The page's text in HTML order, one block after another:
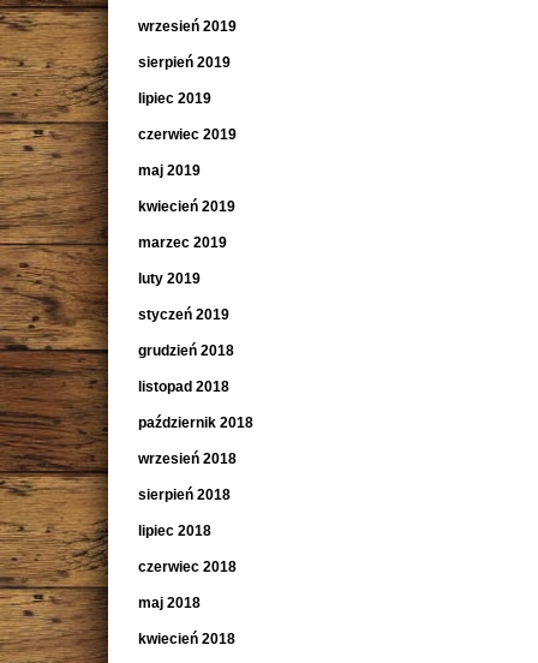
wrzesień 2019
sierpień 2019
lipiec 2019
czerwiec 2019
maj 2019
kwiecień 2019
marzec 2019
luty 2019
styczeń 2019
grudzień 2018
listopad 2018
październik 2018
wrzesień 2018
sierpień 2018
lipiec 2018
czerwiec 2018
maj 2018
kwiecień 2018